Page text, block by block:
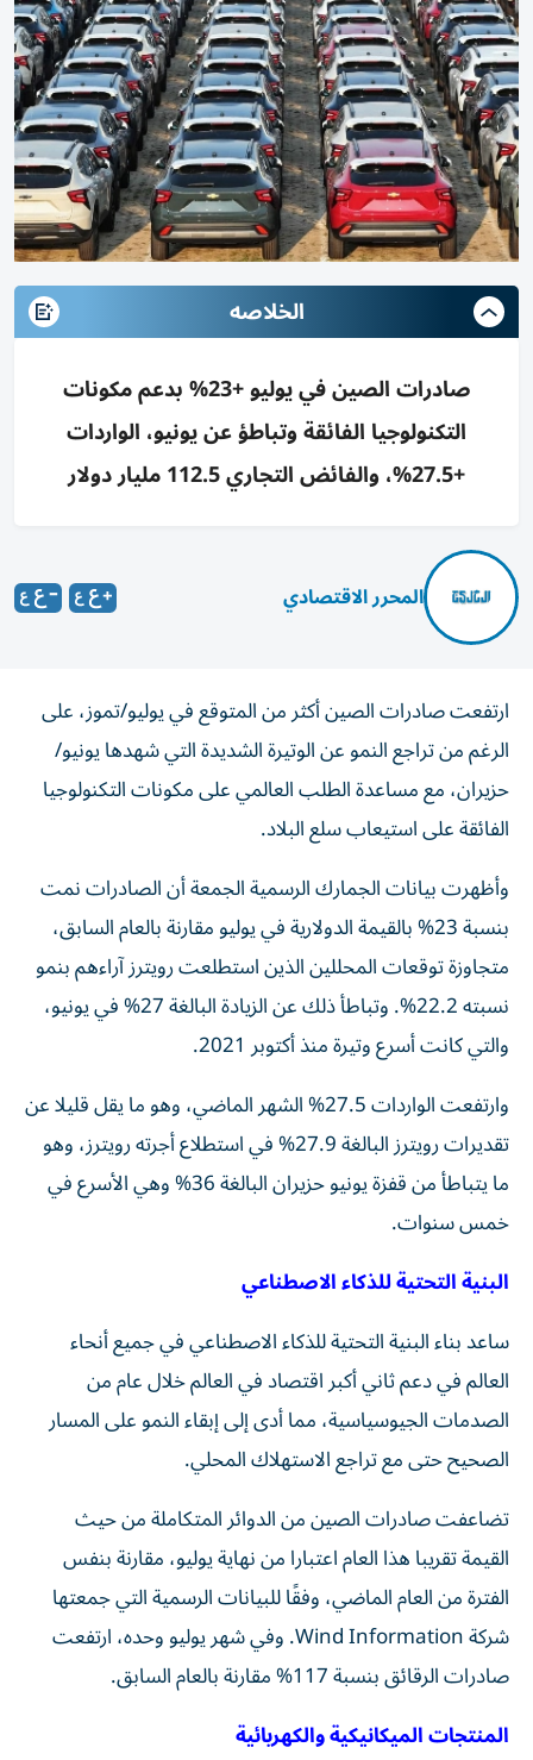
الخلاصه
صادرات الصين في يوليو +23% بدعم مكونات
التكنولوجيا الفائقة وتباطؤ عن يونيو، الواردات
+27.5%، والفائض التجاري 112.5 مليار دولار
المحرر الاقتصادي
ارتفعت صادرات الصين أكثر من المتوقع في يوليو/تموز، على
الرغم من تراجع النمو عن الوتيرة الشديدة التي شهدها يونيو/
حزيران، مع مساعدة الطلب العالمي على مكونات التكنولوجيا
الفائقة على استيعاب سلع البلاد.
وأظهرت بيانات الجمارك الرسمية الجمعة أن الصادرات نمت
بنسبة 23% بالقيمة الدولارية في يوليو مقارنة بالعام السابق،
متجاوزة توقعات المحللين الذين استطلعت رويترز آراءهم بنمو
نسبته 22.2%. وتباطأ ذلك عن الزيادة البالغة 27% في يونيو،
والتي كانت أسرع وتيرة منذ أكتوبر 2021.
وارتفعت الواردات 27.5% الشهر الماضي، وهو ما يقل قليلا عن
تقديرات رويترز البالغة 27.9% في استطلاع أجرته رويترز، وهو
ما يتباطأ من قفزة يونيو حزيران البالغة 36% وهي الأسرع في
خمس سنوات.
البنية التحتية للذكاء الاصطناعي
ساعد بناء البنية التحتية للذكاء الاصطناعي في جميع أنحاء
العالم في دعم ثاني أكبر اقتصاد في العالم خلال عام من
الصدمات الجيوسياسية، مما أدى إلى إبقاء النمو على المسار
الصحيح حتى مع تراجع الاستهلاك المحلي.
تضاعفت صادرات الصين من الدوائر المتكاملة من حيث
القيمة تقريبا هذا العام اعتبارا من نهاية يوليو، مقارنة بنفس
الفترة من العام الماضي، وفقًا للبيانات الرسمية التي جمعتها
شركة Wind Information. وفي شهر يوليو وحده، ارتفعت
صادرات الرقائق بنسبة 117% مقارنة بالعام السابق.
المنتجات الميكانيكية والكهربائية